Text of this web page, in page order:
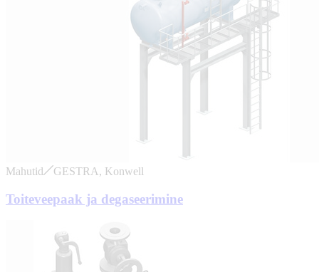
Mahutid GESTRA, Konwell
Toiteveepaak ja degaseerimine